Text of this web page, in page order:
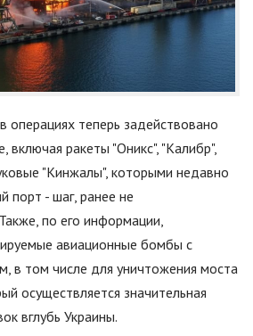
операциях теперь задействовано
включая ракеты "Оникс", "Калибр",
"Кинжалы", которыми недавно
порт - шаг, ранее не
по его информации,
авиационные бомбы с
в том числе для уничтожения моста
осуществляется значительная
вглубь Украины.